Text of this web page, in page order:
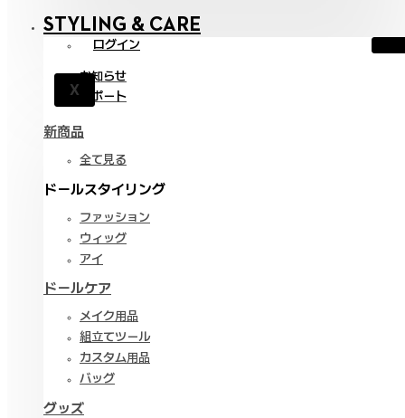
STYLING & CARE
ログイン
X
お知らせ
サポート
新商品
全て見る
ドールスタイリング
ファッション
ウィッグ
アイ
ドールケア
メイク用品
組立てツール
カスタム用品
バッグ
グッズ